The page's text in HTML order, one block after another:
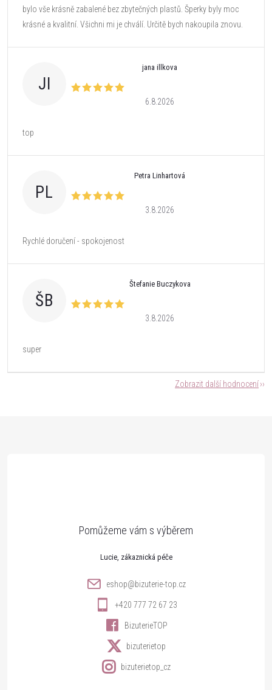
bylo vše krásně zabalené bez zbytečných plastů. Šperky byly moc
krásné a kvalitní. Všichni mi je chválí. Určitě bych nakoupila znovu.
JI
jana illkova
6.8.2026
top
PL
Petra Linhartová
3.8.2026
Rychlé doručení - spokojenost
ŠB
Štefanie Buczykova
3.8.2026
super
Zobrazit další hodnocení
Lucie
eshop@bizuterie-top.cz
+420 777 72 67 23
BizuterieTOP
bizuterietop
bizuterietop_cz